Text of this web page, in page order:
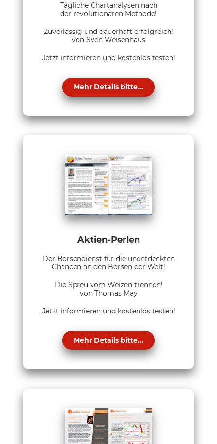
Tägliche Chartanalysen nach
der revolutionären Methode!
Zuverlässig und dauerhaft erfolgreich!
von Sven Weisenhaus
Jetzt informieren und kostenlos testen!
Mehr Details bitte...
Aktien-Perlen
Der Börsendienst für die unentdeckten
Chancen an den Börsen der Welt!
Die Spreu vom Weizen trennen!
von Thomas May
Jetzt informieren und kostenlos testen!
Mehr Details bitte...